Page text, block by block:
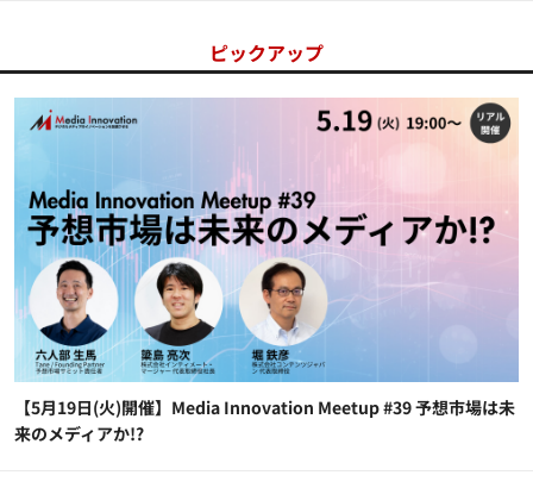
ピックアップ
【5月19日(火)開催】Media Innovation Meetup #39 予想市場は未
来のメディアか!?